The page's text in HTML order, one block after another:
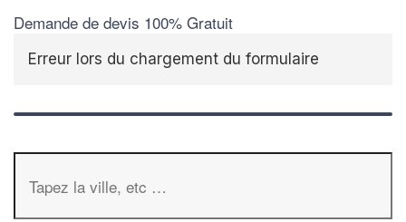
Demande de devis 100% Gratuit
Erreur lors du chargement du formulaire